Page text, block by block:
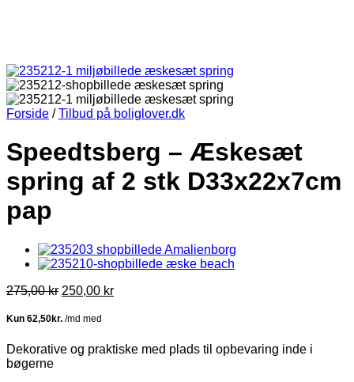
Forside / Tilbud på boliglover.dk
Speedtsberg – Æskesæt
spring af 2 stk D33x22x7cm
pap
275,00kr Den
pris
275,00 kr.
250,00 krDen
250,00 kr.
Dekorative og praktiske med plads til opbevaring inde i
bøgerne